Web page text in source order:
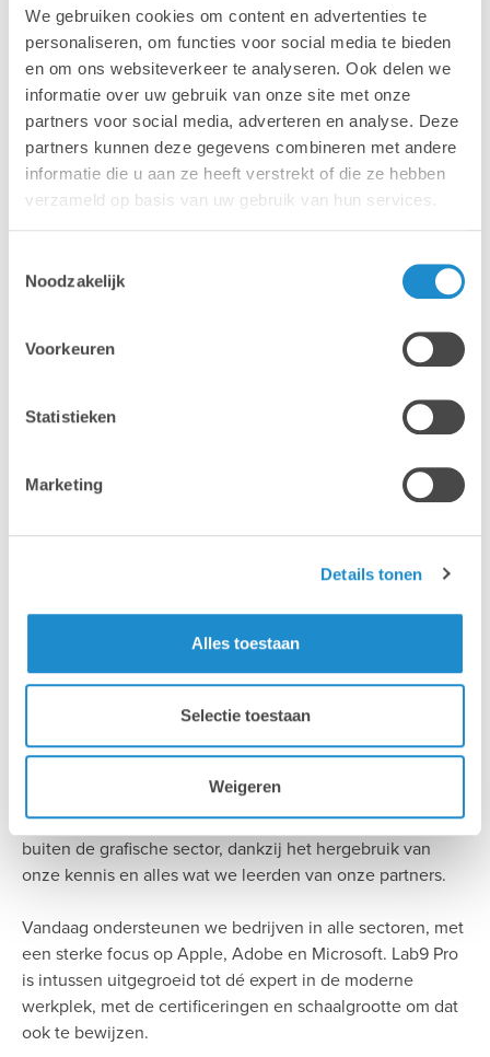
We gebruiken cookies om content en advertenties te
personaliseren, om functies voor social media te bieden
en om ons websiteverkeer te analyseren. Ook delen we
informatie over uw gebruik van onze site met onze
partners voor social media, adverteren en analyse. Deze
partners kunnen deze gegevens combineren met andere
informatie die u aan ze heeft verstrekt of die ze hebben
verzameld op basis van uw gebruik van hun services.
Noodzakelijk
Voorkeuren
Statistieken
Marketing
Details tonen
Alles toestaan
Selectie toestaan
Weigeren
Wil je meer weten over een onderwerp of
word je graag geïnspireerd? Wil je eens
vrijblijvend kennismaken met onze
specialisten? Schrijf je in voor een van onze
gratis webinars en evenementen of kom ons
een bezoekje brengen op een vakbeurs bij
jou in de buurt.
Waarom Lab9 Pro?
Ruim 30 jaar geleden begonnen we in één specifieke
markt. Gaandeweg breidden we onze expertise uit tot ver
buiten de grafische sector, dankzij het hergebruik van
onze kennis en alles wat we leerden van onze partners.
Vandaag ondersteunen we bedrijven in alle sectoren, met
een sterke focus op Apple, Adobe en Microsoft. Lab9 Pro
is intussen uitgegroeid tot dé expert in de moderne
werkplek, met de certificeringen en schaalgrootte om dat
ook te bewijzen.